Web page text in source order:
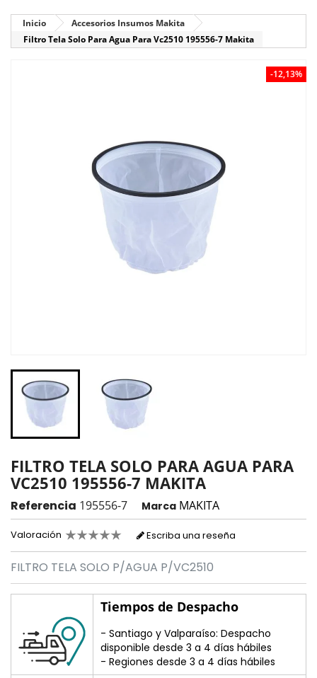
Inicio
Accesorios Insumos Makita
Filtro Tela Solo Para Agua Para Vc2510 195556-7 Makita
-12,13%
FILTRO TELA SOLO PARA AGUA PARA
VC2510 195556-7 MAKITA
Referencia 195556-7 Marca MAKITA
Valoración Escriba una reseña
FILTRO TELA SOLO P/AGUA P/VC2510
Tiempos de Despacho
- Santiago y Valparaíso: Despacho
disponible desde 3 a 4 días hábiles
- Regiones desde 3 a 4 días hábiles